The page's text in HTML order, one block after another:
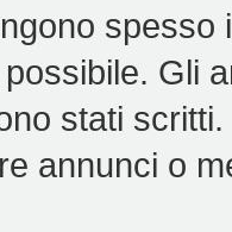
Gli
stati
annunci o